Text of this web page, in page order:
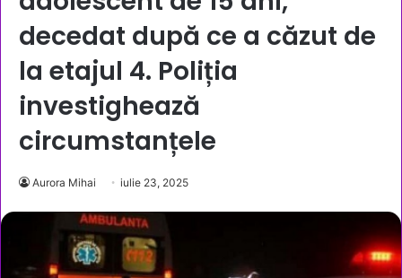
decedat după ce a căzut de
la etajul 4. Poliția
investighează
circumstanțele
Aurora Mihai iulie 23, 2025